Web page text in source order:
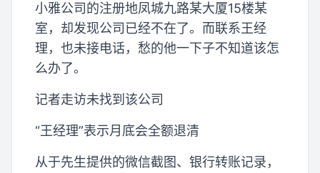
小雅公司的注册地凤城九路某大厦15楼某
室，却发现公司已经不在了。而联系王经
理，也未接电话，愁的他一下子不知道该怎
么办了。
记者走访未找到该公司
“王经理”表示月底会全额退清
从于先生提供的微信截图、银行转账记录，